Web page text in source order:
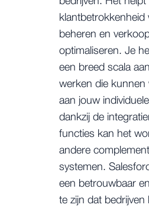
klantbetrokkenheid
beheren en
optimaliseren. Je
een breed scala
werken die
aan jouw
dankzij de
functies kan het
andere
systemen.
een betrouwbaar
te zijn dat